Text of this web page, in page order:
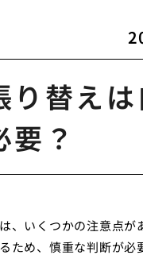
り替え
？
、いくつかの注意点が
ため、慎重な判断が必